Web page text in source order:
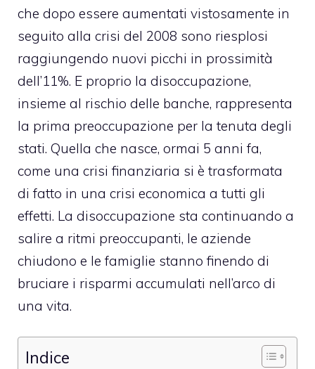
che dopo essere aumentati vistosamente in
seguito alla crisi del 2008 sono riesplosi
raggiungendo nuovi picchi in prossimità
dell’11%. E proprio la disoccupazione,
insieme al rischio delle banche, rappresenta
la prima preoccupazione per la tenuta degli
stati. Quella che nasce, ormai 5 anni fa,
come una crisi finanziaria si è trasformata
di fatto in una crisi economica a tutti gli
effetti. La disoccupazione sta continuando a
salire a ritmi preoccupanti, le aziende
chiudono e le famiglie stanno finendo di
bruciare i risparmi accumulati nell’arco di
una vita.
Indice